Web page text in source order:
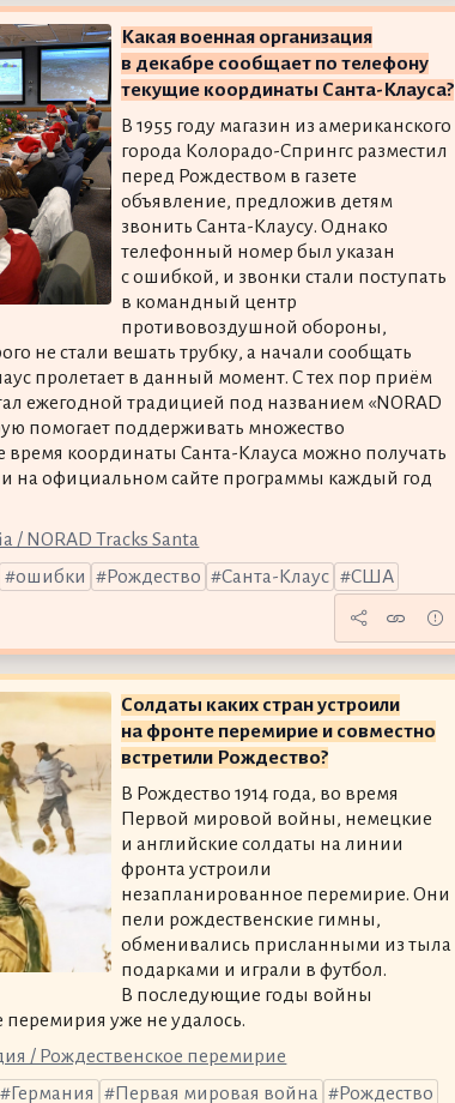
Какая военная организация
в декабре сообщает по телефону
текущие координаты Санта-Клауса?
В 1955 году магазин из американского
города Колорадо-Спрингс разместил
перед Рождеством в газете
объявление, предложив детям
звонить Санта-Клаусу. Однако
телефонный номер был указан
с ошибкой, и звонки стали поступать
в командный центр
противовоздушной обороны,
не стали вешать трубку, а начали сообщать
пролетает в данный момент. С тех пор приём
ежегодной традицией под названием «NORAD
помогает поддерживать множество
время координаты Санта-Клауса можно получать
на официальном сайте программы каждый год
/ NORAD Tracks Santa
ошибки Рождество Санта-Клаус США
Солдаты каких стран устроили
на фронте перемирие и совместно
встретили Рождество?
В Рождество 1914 года, во время
Первой мировой войны, немецкие
и английские солдаты на линии
фронта устроили
незапланированное перемирие. Они
пели рождественские гимны,
обменивались присланными из тыла
подарками и играли в футбол.
В последующие годы войны
перемирия уже не удалось.
/ Рождественское перемирие
Германия Первая мировая война Рождество